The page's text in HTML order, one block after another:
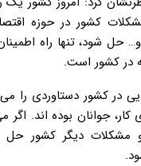
کشور در حوزه
حل شود، تنها راه
در کشور است.
در کشور دستاوردی را
کار، جوانان بوده اند.
مشکلات دیگر کشور حل